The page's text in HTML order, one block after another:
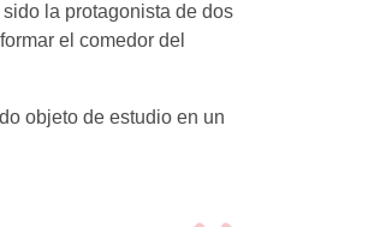
la protagonista de dos
el comedor del
objeto de estudio en un